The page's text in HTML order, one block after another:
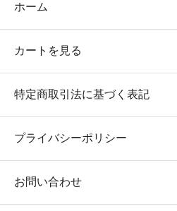
ホーム
カートを見る
特定商取引法に基づく表記
プライバシーポリシー
お問い合わせ